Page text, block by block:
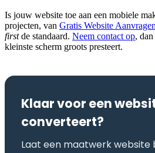
Is jouw website toe aan een mobiele
projecten, van Gratis Website Aanvragen
firstde standaard. Neem contact op,
kleinste scherm groots presteert.
Klaar voor een
converteert?
Laat een maatwerk website